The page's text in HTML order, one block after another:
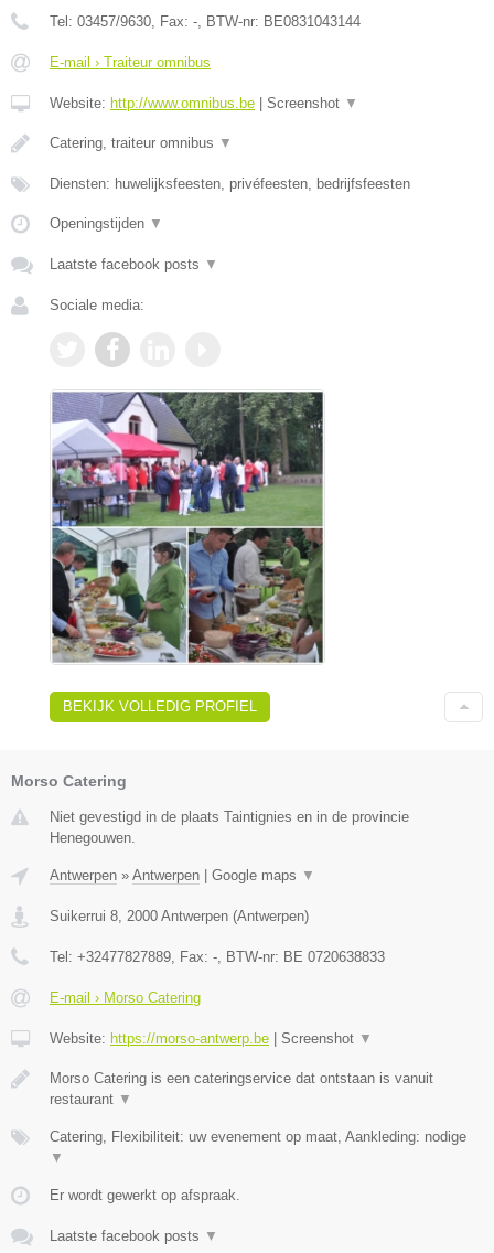
Tel: 03457/9630 , Fax: - , BTW-nr: BE0831043144
E-mail › Traiteur omnibus
Website: http://www.omnibus.be | Screenshot ▼
Catering, traiteur omnibus ▼
Diensten: huwelijksfeesten, privéfeesten, bedrijfsfeesten
Openingstijden ▼
Laatste facebook posts ▼
Sociale media:
BEKIJK VOLLEDIG PROFIEL
Morso Catering
Niet gevestigd in de plaats Taintignies en in de provincie
Henegouwen.
Antwerpen » Antwerpen | Google maps ▼
Suikerrui 8 2000 Antwerpen (Antwerpen)
Tel: +32477827889 , Fax: - , BTW-nr: BE 0720638833
E-mail › Morso Catering
Website: https://morso-antwerp.be | Screenshot ▼
Morso Catering is een cateringservice dat ontstaan is vanuit
restaurant ▼
Catering, Flexibiliteit: uw evenement op maat, Aankleding: nodige
▼
Er wordt gewerkt op afspraak.
Laatste facebook posts ▼